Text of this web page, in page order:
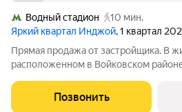
Водный стадион
10 мин.
Яркий квартал Инджой, 1 квартал
Прямая продажа от застройщика. В
расположенном в Войковском
расположена на 11 этаже 33-
квартале бизнес-класса Инджой.
Позвонить